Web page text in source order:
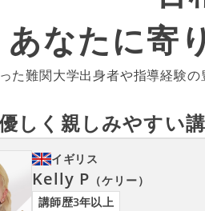
あなたに寄
た難関大学出身者や指導経験
しく親しみやすい
イギリス
Kelly P （ケリー）
講師歴3年以上